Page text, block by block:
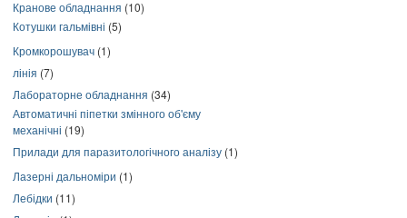
Кранове обладнання (10)
Котушки гальмівні (5)
Кромкорошувач (1)
лінія (7)
Лабораторне обладнання (34)
Автоматичні піпетки змінного об'єму
механічні (19)
Прилади для паразитологічного аналізу (1)
Лазерні дальноміри (1)
Лебідки (11)